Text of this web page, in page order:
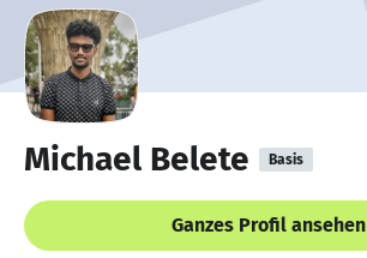
Michael Belete Basis
Ganzes Profil ansehen